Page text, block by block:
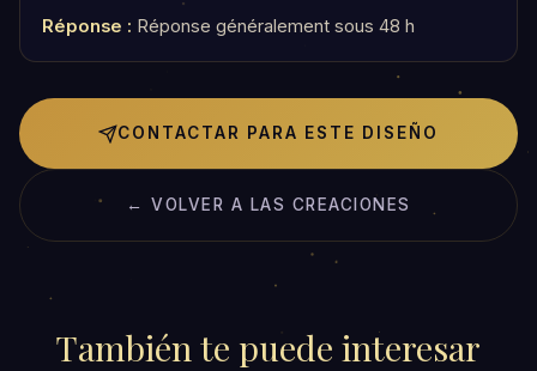
Réponse : Réponse généralement sous 48 h
CONTACTAR PARA ESTE DISEÑO
← VOLVER A LAS CREACIONES
También te puede interesar